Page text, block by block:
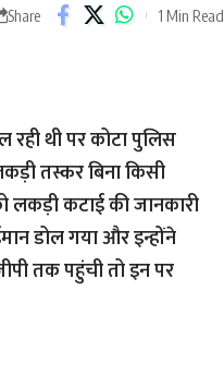
Share 1 Min Read
रही थी पर कोटा पुलिस
तस्कर बिना किसी
कटाई की जानकारी
डोल गया और इन्होंने
तक पहुंची तो इन पर